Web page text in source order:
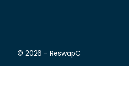
© 2026 - ReswapC